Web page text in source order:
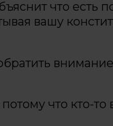
что есть
вашу
что кто-то